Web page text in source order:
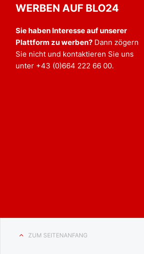
WERBEN AUF BLO24
Sie haben Interesse auf unserer
Plattform zu werben? Dann zögern
Sie nicht und kontaktieren Sie uns
unter +43 (0)664 222 66 00.
ZUM SEITENANFANG